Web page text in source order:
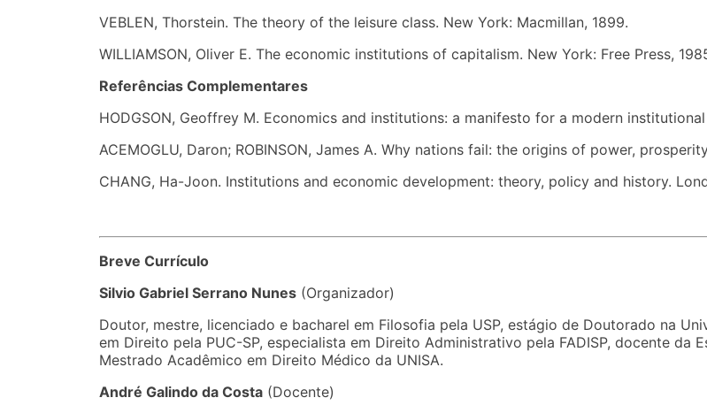
VEBLEN, Thorstein. The theory of the leisure class. New York: Macmillan, 1899.
WILLIAMSON, Oliver E. The economic institutions of capitalism. New York: Free Press,
Referências Complementares
HODGSON, Geoffrey M. Economics and institutions: a manifesto for a modern
ACEMOGLU, Daron; ROBINSON, James A. Why nations fail: the origins of power,
CHANG, Ha-Joon. Institutions and economic development: theory, policy and history.
Breve Currículo
Silvio Gabriel Serrano Nunes (Organizador)
Doutor, mestre, licenciado e bacharel em Filosofia pela USP, estágio de Doutorado na
em Direito pela PUC-SP, especialista em Direito Administrativo pela FADISP, docente da
Mestrado Acadêmico em Direito Médico da UNISA.
André Galindo da Costa (Docente)